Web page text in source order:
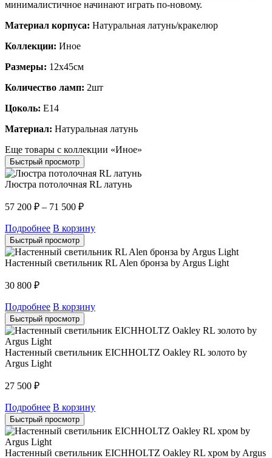
минималистичное начинают играть по-новому.
Материал корпуса: Натуральная латунь/кракелюр
Коллекции: Иное
Размеры: 12х45см
Количество ламп: 2шт
Цоколь: E14
Материал: Натуральная латунь
Еще товары с коллекции «Иное»
Быстрый просмотр
Люстра потолочная RL латунь
57 200 ₽ – 71 500 ₽
Подробнее В корзину
Быстрый просмотр
Настенный светильник RL Alen бронза by Argus Light
30 800 ₽
Подробнее В корзину
Быстрый просмотр
Настенный светильник EICHHOLTZ Oakley RL золото by
Argus Light
27 500 ₽
Подробнее В корзину
Быстрый просмотр
Настенный светильник EICHHOLTZ Oakley RL хром by Argus